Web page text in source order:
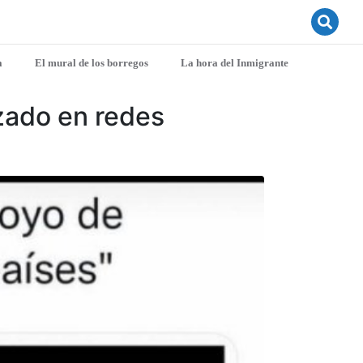
El mural de los borregos La hora del Inmigrante
en redes